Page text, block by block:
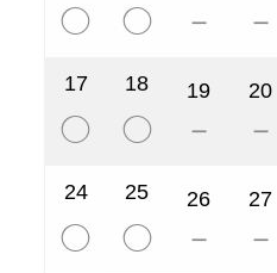
【料金】
￥18,000 / 3 名
￥22,000 / 4 名
◯ ◯ － －
17
◯
18
◯
19
－
20
－
24
◯
25
◯
26
－
27
－